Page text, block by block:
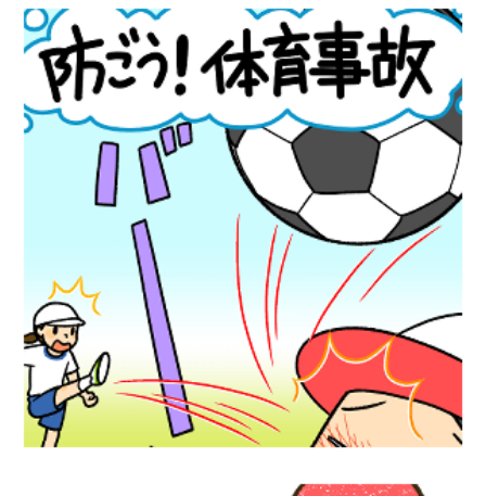
ショート動画『防ごう！体育事故』